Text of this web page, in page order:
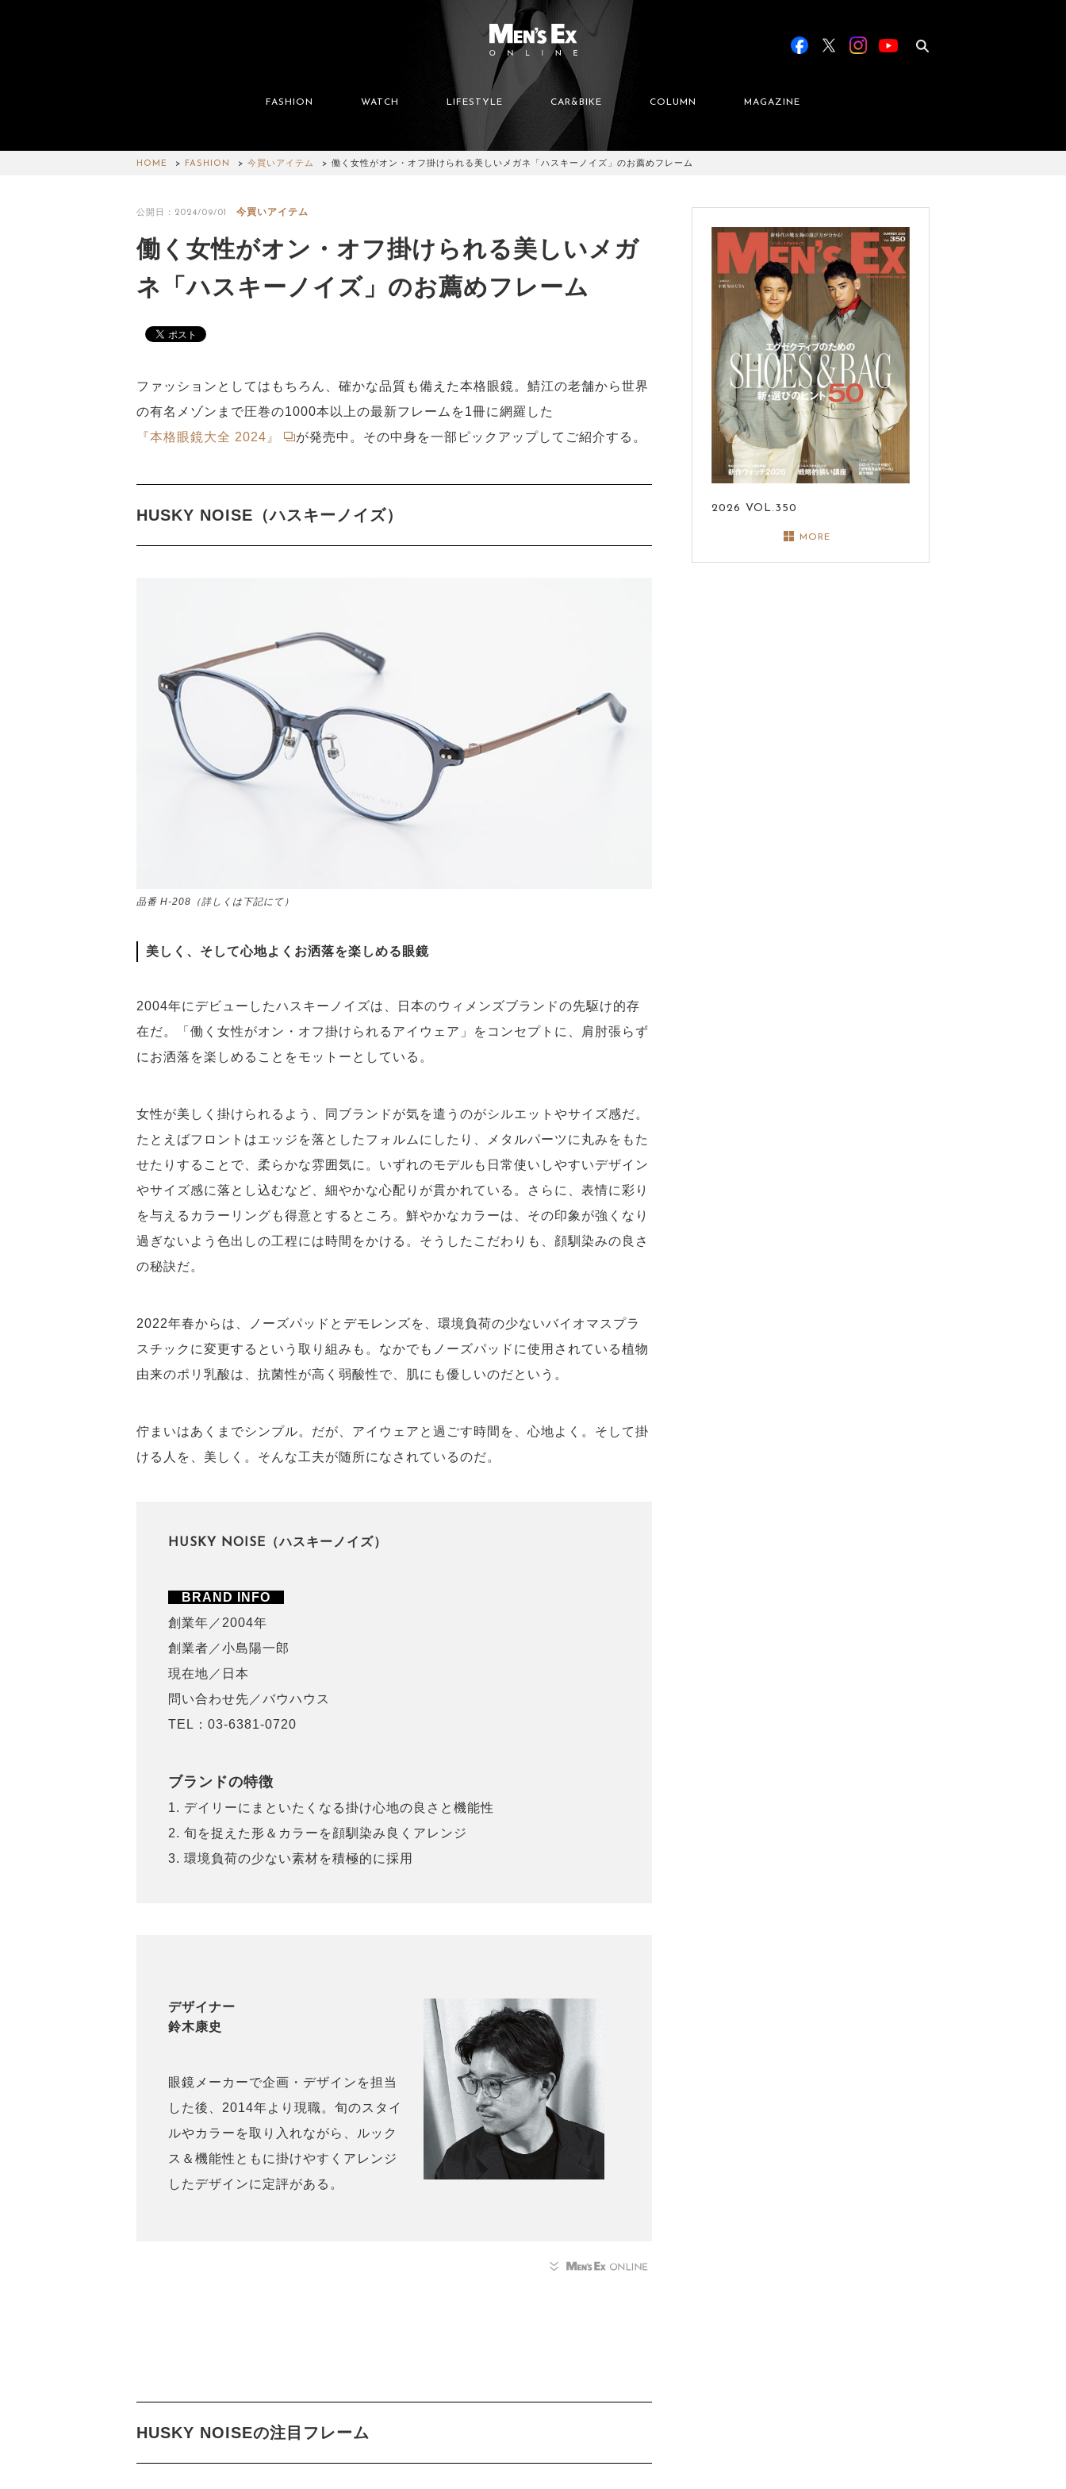
FASHION WATCH LIFESTYLE CAR&BIKE COLUMN MAGAZINE
HOME FASHION 今買いアイテム 働く女性がオン・オフ掛けられる美しいメガネ「ハスキーノイズ」のお薦めフレーム
公開日：2024/09/01 今買いアイテム
働く女性がオン・オフ掛けられる美しいメガ
ネ「ハスキーノイズ」のお薦めフレーム
ファッションとしてはもちろん、確かな品質も備えた本格眼鏡。鯖江の老舗から世界
の有名メゾンまで圧巻の1000本以上の最新フレームを1冊に網羅した
『本格眼鏡大全 2024』
が発売中。その中身を一部ピックアップしてご紹介する。
HUSKY NOISE（ハスキーノイズ）
品番 H-208（詳しくは下記にて）
美しく、そして心地よくお洒落を楽しめる眼鏡
2004年にデビューしたハスキーノイズは、日本のウィメンズブランドの先駆け的存
在だ。「働く女性がオン・オフ掛けられるアイウェア」をコンセプトに、肩肘張らず
にお洒落を楽しめることをモットーとしている。
女性が美しく掛けられるよう、同ブランドが気を遣うのがシルエットやサイズ感だ。
たとえばフロントはエッジを落としたフォルムにしたり、メタルパーツに丸みをもた
せたりすることで、柔らかな雰囲気に。いずれのモデルも日常使いしやすいデザイン
やサイズ感に落とし込むなど、細やかな心配りが貫かれている。さらに、表情に彩り
を与えるカラーリングも得意とするところ。鮮やかなカラーは、その印象が強くなり
過ぎないよう色出しの工程には時間をかける。そうしたこだわりも、顔馴染みの良さ
の秘訣だ。
2022年春からは、ノーズパッドとデモレンズを、環境負荷の少ないバイオマスプラ
スチックに変更するという取り組みも。なかでもノーズパッドに使用されている植物
由来のポリ乳酸は、抗菌性が高く弱酸性で、肌にも優しいのだという。
佇まいはあくまでシンプル。だが、アイウェアと過ごす時間を、心地よく。そして掛
ける人を、美しく。そんな工夫が随所になされているのだ。
HUSKY NOISE（ハスキーノイズ）
BRAND INFO
創業年／2004年
創業者／小島陽一郎
現在地／日本
問い合わせ先／バウハウス
TEL：03-6381-0720
ブランドの特徴
1. デイリーにまといたくなる掛け心地の良さと機能性
2. 旬を捉えた形＆カラーを顔馴染み良くアレンジ
3. 環境負荷の少ない素材を積極的に採用
デザイナー
鈴木康史
眼鏡メーカーで企画・デザインを担当
した後、2014年より現職。旬のスタイ
ルやカラーを取り入れながら、ルック
ス＆機能性ともに掛けやすくアレンジ
したデザインに定評がある。
2026 VOL.350
MORE
HUSKY NOISEの注目フレーム